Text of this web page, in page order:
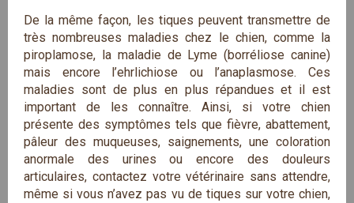
De la même façon, les tiques peuvent transmettre de
très nombreuses maladies chez le chien, comme la
piroplamose, la maladie de Lyme (borréliose canine)
mais encore l’ehrlichiose ou l’anaplasmose. Ces
maladies sont de plus en plus répandues et il est
important de les connaître. Ainsi, si votre chien
présente des symptômes tels que fièvre, abattement,
pâleur des muqueuses, saignements, une coloration
anormale des urines ou encore des douleurs
articulaires, contactez votre vétérinaire sans attendre,
même si vous n’avez pas vu de tiques sur votre chien,